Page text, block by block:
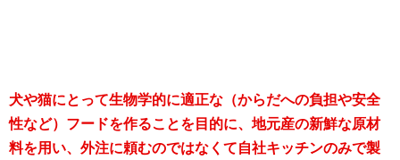
犬や猫にとって生物学的に適正な（からだへの負担や安全
性など）フードを作ることを目的に、地元産の新鮮な原材
料を用い、外注に頼むのではなくて自社キッチンのみで製